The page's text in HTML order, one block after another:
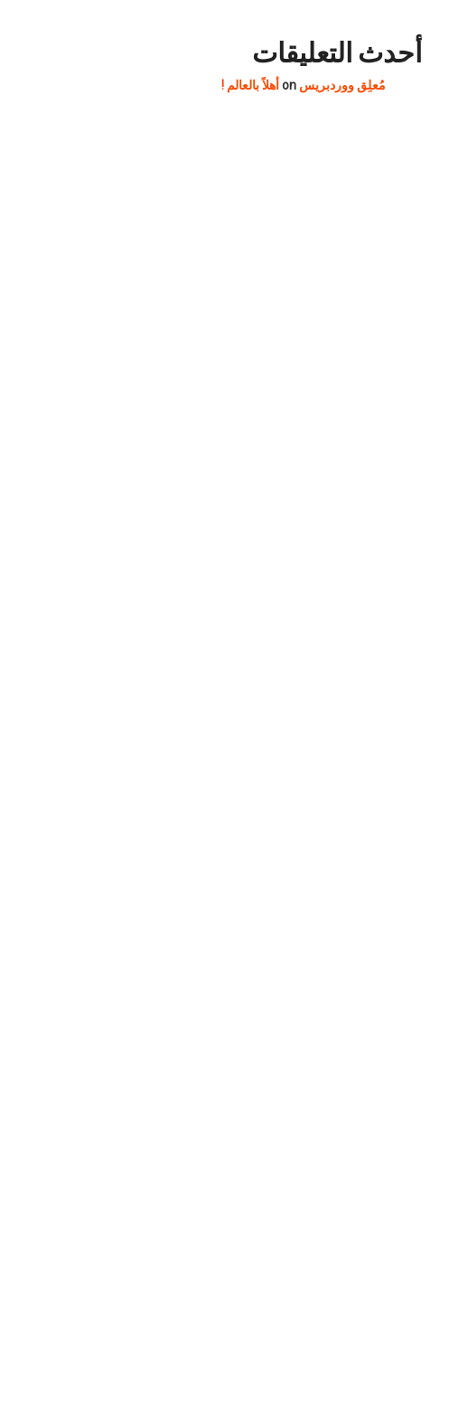
أحدث التعليقات
مُعلِق ووردبريس أهلاً بالعالم !